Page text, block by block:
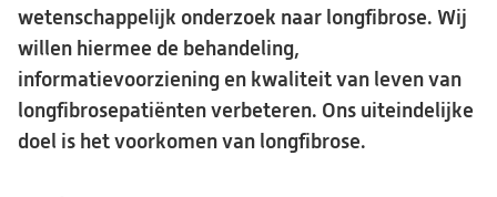
wetenschappelijk onderzoek naar longfibrose. Wij
willen hiermee de behandeling,
informatievoorziening en kwaliteit van leven van
longfibrosepatiënten verbeteren. Ons uiteindelijke
doel is het voorkomen van longfibrose.